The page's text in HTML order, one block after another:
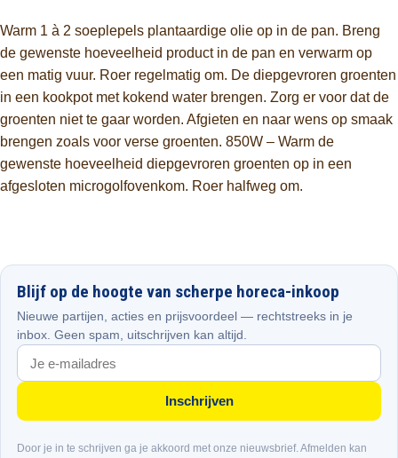
Warm 1 à 2 soeplepels plantaardige olie op in de pan. Breng
de gewenste hoeveelheid product in de pan en verwarm op
een matig vuur. Roer regelmatig om. De diepgevroren groenten
in een kookpot met kokend water brengen. Zorg er voor dat de
groenten niet te gaar worden. Afgieten en naar wens op smaak
brengen zoals voor verse groenten. 850W – Warm de
gewenste hoeveelheid diepgevroren groenten op in een
afgesloten microgolfovenkom. Roer halfweg om.
Blijf op de hoogte van scherpe horeca-inkoop
Nieuwe partijen, acties en prijsvoordeel — rechtstreeks in je
inbox. Geen spam, uitschrijven kan altijd.
Inschrijven
Door je in te schrijven ga je akkoord met onze nieuwsbrief. Afmelden kan